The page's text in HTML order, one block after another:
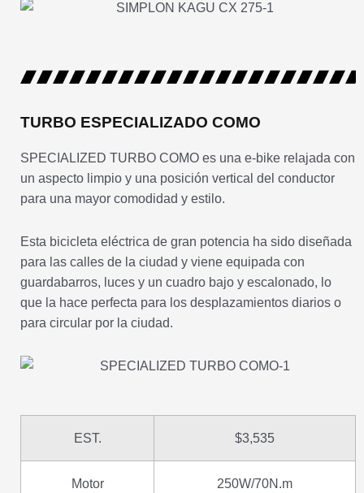
TURBO ESPECIALIZADO COMO
SPECIALIZED TURBO COMO es una e-bike relajada con
un aspecto limpio y una posición vertical del conductor
para una mayor comodidad y estilo.
Esta bicicleta eléctrica de gran potencia ha sido diseñada
para las calles de la ciudad y viene equipada con
guardabarros, luces y un cuadro bajo y escalonado, lo
que la hace perfecta para los desplazamientos diarios o
para circular por la ciudad.
EST. $3,535
Motor 250W/70N.m